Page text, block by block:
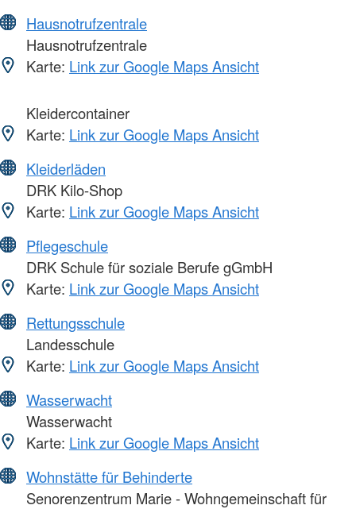
Hausnotrufzentrale
Hausnotrufzentrale
Karte: Link zur Google Maps Ansicht
Kleidercontainer
Karte: Link zur Google Maps Ansicht
Kleiderläden
DRK Kilo-Shop
Karte: Link zur Google Maps Ansicht
Pflegeschule
DRK Schule für soziale Berufe gGmbH
Karte: Link zur Google Maps Ansicht
Rettungsschule
Landesschule
Karte: Link zur Google Maps Ansicht
Wasserwacht
Wasserwacht
Karte: Link zur Google Maps Ansicht
Wohnstätte für Behinderte
Senorenzentrum Marie - Wohngemeinschaft für